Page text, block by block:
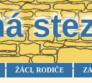
ŽÁCI, RODIČE